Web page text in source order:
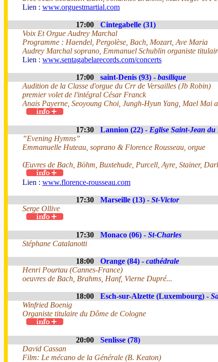
Lien : www.orguestmartial.com
17:00
Cintegabelle (31)
Voix Et Orgue Audrey Marchal
Programme : Haendel, Pergolèse, Bach, Mozart, Ave Maria
Audrey Marchal soprano, Emmanuel Schublin organiste
Lien : www.sentagabelarecords.com/concerts
17:00 saint-Denis (93) - basilique
Audition de la Classe d'orgue du Crr de Versailles (Jb Robin)
premier volet de l'intégral César Franck
Anais Payerne, Seoyoung Choi, Jungh-Hyun Yang, Mael Mai
17:30 Lannion (22) - Eglise Saint-Jean du
”Evening Hymns”
Emmanuelle Huteau, soprano & Florence Rousseau, orgue
Œuvres de Bach, Böhm, Buxtehude, Purcell, Ayre, Stainer,
Lien : www.florence-rousseau.com
17:30 Marseille (13) - St-Victor
Serge Ollive
17:30 Monaco (06) - St-Charles
Stéphane Catalanotti
18:00 Orange (84) - cathédrale
Henri Pourtau (Cannes-France)
oeuvres de Bach, Brahms, Hanf, Vierne Dupré...
18:00 Esch-sur-Alzette (Luxembourg) -
Winfried Boenig
Organiste titulaire du Dôme de Cologne
20:00
Senlisse (78)
David Cassan
Film: Le mécano de la Générale (B. Keaton)